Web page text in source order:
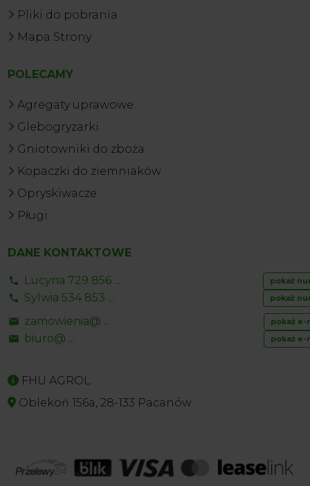
Pliki do pobrania
Mapa Strony
POLECAMY
Agregaty uprawowe
Glebogryzarki
Gniotowniki do zboża
Kopaczki do ziemniaków
Opryskiwacze
Pługi
DANE KONTAKTOWE
Lucyna 729 856 ... pokaż
Sylwia 534 853 ... pokaż
zamowienia@ ... pokaż e-
biuro@ ... pokaż e-
FHU AGROL
Oblekoń 156a, 28-133 Pacanów